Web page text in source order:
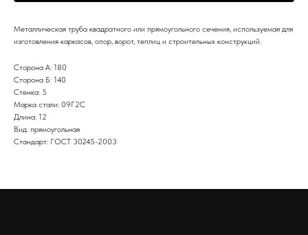
Металлическая труба квадратного или прямоугольного сечения, используемая для
изготовления каркасов, опор, ворот, теплиц и строительных конструкций.
Сторона А: 180
Сторона Б: 140
Стенка: 5
Марка стали: 09Г2С
Длина: 12
Вид: прямоугольная
Стандарт: ГОСТ 30245-2003